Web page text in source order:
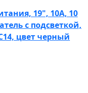
19", 10А, 10
с подсветкой,
цвет черный